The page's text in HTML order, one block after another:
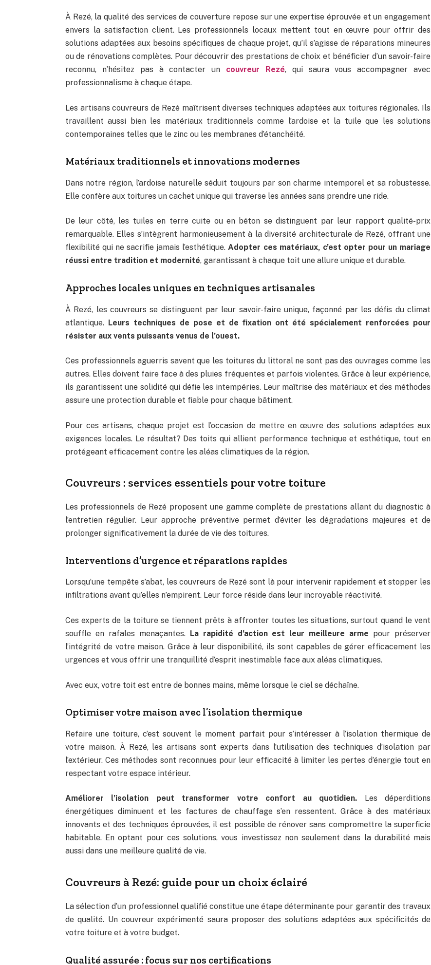
À Rezé, la qualité des services de couverture repose sur une expertise éprouvée et un engagement
envers la satisfaction client. Les professionnels locaux mettent tout en œuvre pour offrir des
solutions adaptées aux besoins spécifiques de chaque projet, qu’il s’agisse de réparations mineures
ou de rénovations complètes. Pour découvrir des prestations de choix et bénéficier d’un savoir-faire
reconnu, n’hésitez pas à contacter un couvreur Rezé, qui saura vous accompagner avec
professionnalisme à chaque étape.
Les artisans couvreurs de Rezé maîtrisent diverses techniques adaptées aux toitures régionales. Ils
travaillent aussi bien les matériaux traditionnels comme l’ardoise et la tuile que les solutions
contemporaines telles que le zinc ou les membranes d’étanchéité.
Matériaux traditionnels et innovations modernes
Dans notre région, l’ardoise naturelle séduit toujours par son charme intemporel et sa robustesse.
Elle confère aux toitures un cachet unique qui traverse les années sans prendre une ride.
De leur côté, les tuiles en terre cuite ou en béton se distinguent par leur rapport qualité-prix
remarquable. Elles s’intègrent harmonieusement à la diversité architecturale de Rezé, offrant une
flexibilité qui ne sacrifie jamais l’esthétique.Adopter ces matériaux, c’est opter pour un mariage
réussi entre tradition et modernité, garantissant à chaque toit une allure unique et durable.
Approches locales uniques en techniques artisanales
À Rezé, les couvreurs se distinguent par leur savoir-faire unique, façonné par les défis du climat
atlantique. Leurs techniques de pose et de fixation ont été spécialement renforcées pour
résister aux vents puissants venus de l’ouest.
Ces professionnels aguerris savent que les toitures du littoral ne sont pas des ouvrages comme les
autres. Elles doivent faire face à des pluies fréquentes et parfois violentes. Grâce à leur expérience,
ils garantissent une solidité qui défie les intempéries. Leur maîtrise des matériaux et des méthodes
assure une protection durable et fiable pour chaque bâtiment.
Pour ces artisans, chaque projet est l’occasion de mettre en œuvre des solutions adaptées aux
exigences locales. Le résultat? Des toits qui allient performance technique et esthétique, tout en
protégeant efficacement contre les aléas climatiques de la région.
Couvreurs : services essentiels pour votre toiture
Les professionnels de Rezé proposent une gamme complète de prestations allant du diagnostic à
l’entretien régulier. Leur approche préventive permet d’éviter les dégradations majeures et de
prolonger significativement la durée de vie des toitures.
Interventions d’urgence et réparations rapides
Lorsqu’une tempête s’abat, les couvreurs de Rezé sont là pour intervenir rapidement et stopper les
infiltrations avant qu’elles n’empirent. Leur force réside dans leur incroyable réactivité.
Ces experts de la toiture se tiennent prêts à affronter toutes les situations, surtout quand le vent
souffle en rafales menaçantes. La rapidité d’action est leur meilleure arme pour préserver
l’intégrité de votre maison. Grâce à leur disponibilité, ils sont capables de gérer efficacement les
urgences et vous offrir une tranquillité d’esprit inestimable face aux aléas climatiques.
Avec eux, votre toit est entre de bonnes mains, même lorsque le ciel se déchaîne.
Optimiser votre maison avec l’isolation thermique
Refaire une toiture, c’est souvent le moment parfait pour s’intéresser à l’isolation thermique de
votre maison. À Rezé, les artisans sont experts dans l’utilisation des techniques d’isolation par
l’extérieur. Ces méthodes sont reconnues pour leur efficacité à limiter les pertes d’énergie tout en
respectant votre espace intérieur.
Améliorer l’isolation peut transformer votre confort au quotidien. Les déperditions
énergétiques diminuent et les factures de chauffage s’en ressentent. Grâce à des matériaux
innovants et des techniques éprouvées, il est possible de rénover sans compromettre la superficie
habitable. En optant pour ces solutions, vous investissez non seulement dans la durabilité mais
aussi dans une meilleure qualité de vie.
Couvreurs à Rezé: guide pour un choix éclairé
La sélection d’un professionnel qualifié constitue une étape déterminante pour garantir des travaux
de qualité. Un couvreur expérimenté saura proposer des solutions adaptées aux spécificités de
votre toiture et à votre budget.
Qualité assurée : focus sur nos certifications